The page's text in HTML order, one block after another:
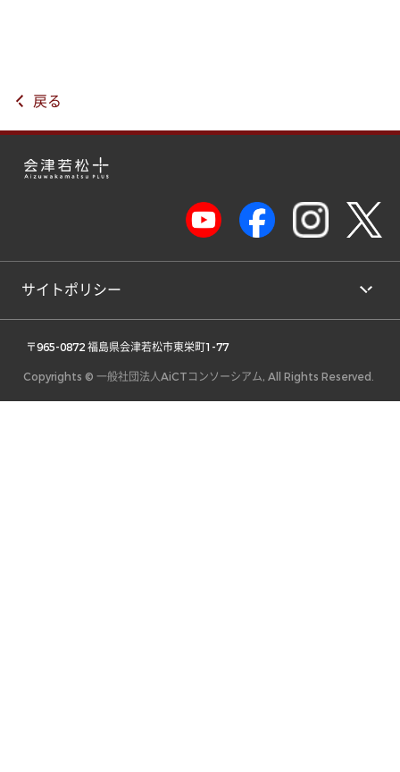
戻る
サイトポリシー
〒965-0872 福島県会津若松市東栄町1-77
Copyrights © 一般社団法人AiCTコンソーシアム, All Rights Reserved.